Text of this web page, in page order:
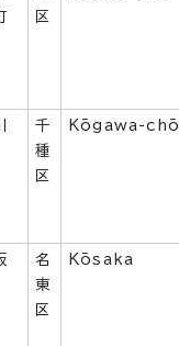
区
千
種
区
Kōgawa-chō
名
東
区
Kōsaka